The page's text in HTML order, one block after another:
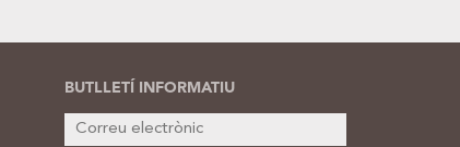
BUTLLETÍ INFORMATIU